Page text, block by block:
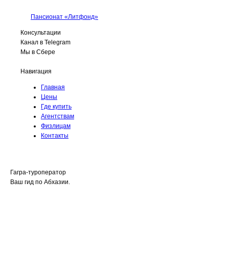
Пансионат «Литфонд»
Консультации
Канал в Telegram
Мы в Сбере
Навигация
Главная
Цены
Где купить
Агентствам
Физлицам
Контакты
Гагра-туроператор
Ваш гид по Абхазии.